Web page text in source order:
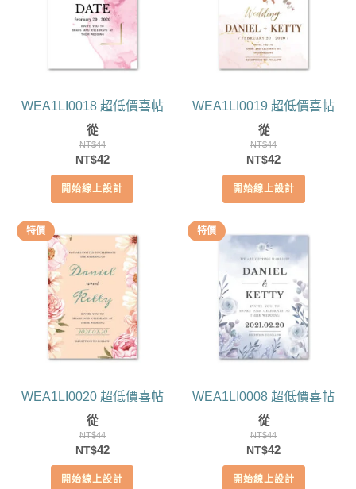
WEA1LI0018 超低價喜帖
從
NT$44
原
始
價
格：
NT$42目
前
價
格：
開始線上設計
WEA1LI0019 超低價喜帖
從
NT$44
原
始
價
格：
NT$42目
前
價
格：
開始線上設計
特價
WEA1LI0020 超低價喜帖
從
NT$44
原
始
價
NT$42目
前
價
開始線上設計
特價
WEA1LI0008 超低價喜帖
從
NT$44
原
始
價
NT$42目
前
價
開始線上設計